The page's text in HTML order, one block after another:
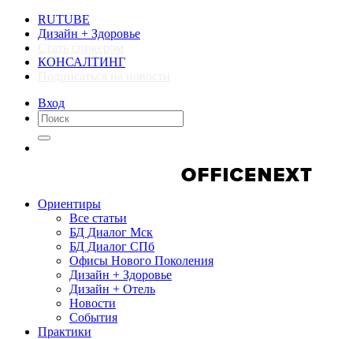
RUTUBE
Дизайн + Здоровье
КОНСАЛТИНГ
Вход
Ориентиры
Все статьи
БД Диалог Мск
БД Диалог СПб
Офисы Нового Поколения
Дизайн + Здоровье
Дизайн + Отель
Новости
События
Практики